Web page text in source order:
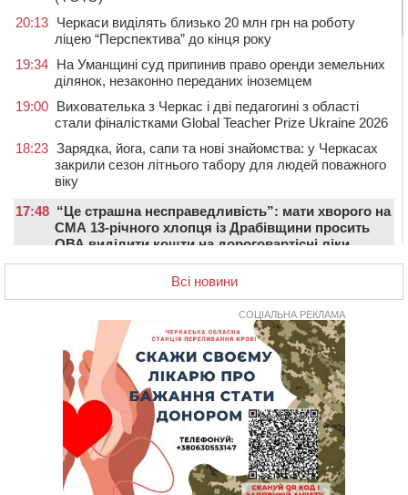
20:13 Черкаси виділять близько 20 млн грн на роботу
ліцею “Перспектива” до кінця року
19:34 На Уманщині суд припинив право оренди земельних
ділянок, незаконно переданих іноземцем
19:00 Вихователька з Черкас і дві педагогині з області
стали фіналістками Global Teacher Prize Ukraine 2026
18:23 Зарядка, йога, сапи та нові знайомства: у Черкасах
закрили сезон літнього табору для людей поважного
віку
17:48 “Це страшна несправедливість”: мати хворого на
СМА 13-річного хлопця із Драбівщини просить
ОВА виділити кошти на дороговартісні ліки
На Уманщині судитимуть колишню очільницю відділу
освіти через закупівлю електрики за завищеною
У Черкасах провели в останню путь двох
загиблих воїнів
До 1 вересня у Черкасах оновлюють дорожню
розмітку біля навчальних закладів (ФОТОФАКТ)
На честь загиблого захисника і чемпіона світу в
Черкасах відкрили спортивно-реабілітаційний центр
На Звенигородщині, попри заборону міськради,
проведуть “Ше.Fest”
Всі новини
СОЦІАЛЬНА РЕКЛАМА